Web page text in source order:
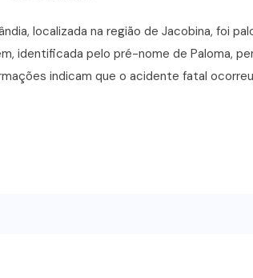
localizada na região de Jacobina, foi
identificada pelo pré-nome de Paloma,
indicam que o acidente fatal